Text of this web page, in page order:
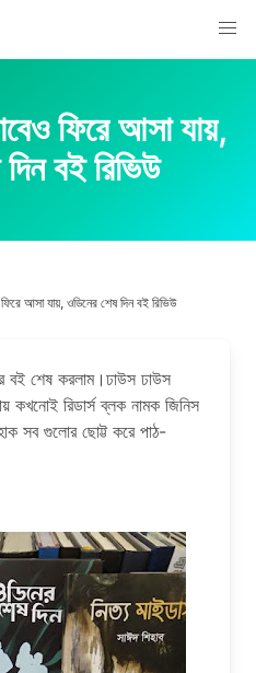
ফিরে আসা যায়,
বই রিভিউ
আসা যায়, ওডিনের শেষ দিন বই রিভিউ
বই শেষ করলাম।ঢাউস ঢাউস
কখনোই রিডার্স ব্লক নামক জিনিস
সব গুলোর ছোট্ট করে পাঠ-